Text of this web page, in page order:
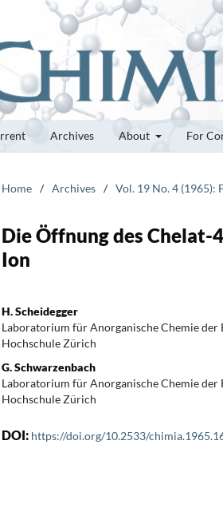
Archives About For
Home / Archives / Vol. 19 No. 4 (1965):
Die Öffnung des
Ion
H. Scheidegger
Laboratorium für Anorganische Chemie der
Hochschule Zürich
G. Schwarzenbach
Laboratorium für Anorganische Chemie der
Hochschule Zürich
DOI: https://doi.org/10.2533/